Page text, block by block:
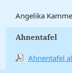
Angelika
Ahnentafel
Ahnentafel